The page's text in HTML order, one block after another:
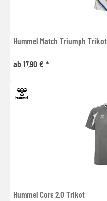
Hummel Match Triumph Trikot
ab 17,90 € *
Hummel Core 2.0 Trikot